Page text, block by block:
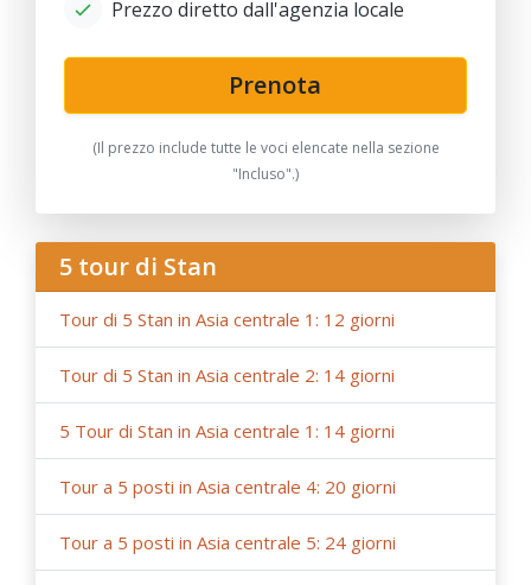
discussi e concordati in anticipo;
- Si prega di notare che i viaggi in treno possono essere
sostituiti da trasferimenti in auto a seconda della
disponibilità dei biglietti e dell'orario dei treni;
- Dopo la data di pubblicazione, qualsiasi modifica agli
hotel, ai prezzi dei biglietti aerei/ferroviari, all'aumento
delle tasse e alle fluttuazioni del tasso di cambio può
influenzare il prezzo del tour;
- Anur Tour non è responsabile per circostanze di forza
maggiore (condizioni meteorologiche durante il viaggio,
lavori di riparazione o ricostruzione su tratti stradali,
restrizioni governative).
Prezzo diretto dall'agenzia locale
Prenota
(Il prezzo include tutte le voci elencate nella sezione
"Incluso".)
5 tour di Stan
Tour di 5 Stan in Asia centrale 1: 12 giorni
Tour di 5 Stan in Asia centrale 2: 14 giorni
5 Tour di Stan in Asia centrale 1: 14 giorni
Tour a 5 posti in Asia centrale 4: 20 giorni
Tour a 5 posti in Asia centrale 5: 24 giorni